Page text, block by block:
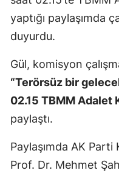
yaptığı paylaşımda
duyurdu.
Gül, komisyon
“Terörsüz bir
02.15 TBMM Adalet
paylaştı.
Paylaşımda AK
Prof. Dr. Mehmet